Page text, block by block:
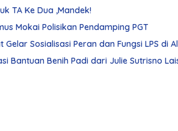
TA Ke Dua ,Mandek!
Merasa Ditipu, Nikodemus Mokai Polisikan Pendamping PGT
Gelar Sosialisasi Peran dan Fungsi LPS di
Bantuan Benih Padi dari Julie Sutrisno